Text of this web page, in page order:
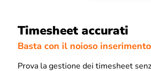
Timesheet accurati
Basta con il noioso
Prova la gestione dei timesheet